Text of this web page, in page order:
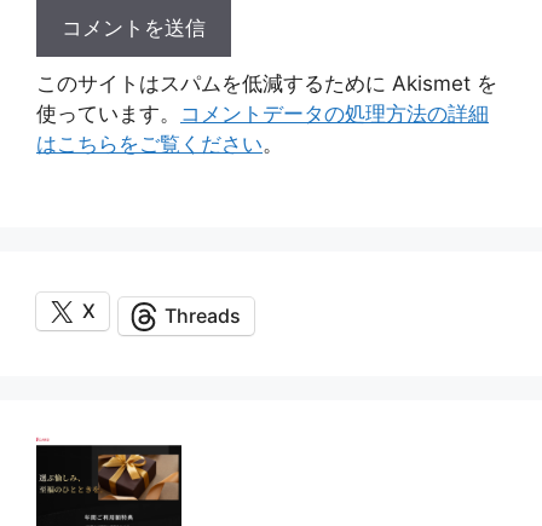
このサイトはスパムを低減するために Akismet を
使っています。 コメントデータの処理方法の詳細
はこちらをご覧ください。
X Threads